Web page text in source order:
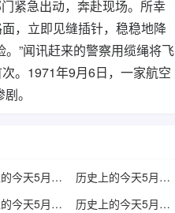
紧急出动，奔赴现场。所幸
，立即见缝插针，稳稳地降
”闻讯赶来的警察用缆绳将飞
。1971年9月6日，一家航空
。
历史上的今天5月5日
历史上的今天5月6日
历史上的今天5月11日
历史上的今天5月12日